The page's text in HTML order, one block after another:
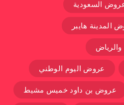
السعودية
المدينة هايبر
عروض اليوم الوطني
عروض بن داود خميس مشيط